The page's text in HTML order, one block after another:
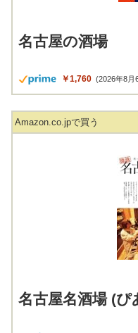
名古屋の酒場
￥1,760 (2026年8月
Amazon.co.jpで買う
名古屋名酒場 (ぴ